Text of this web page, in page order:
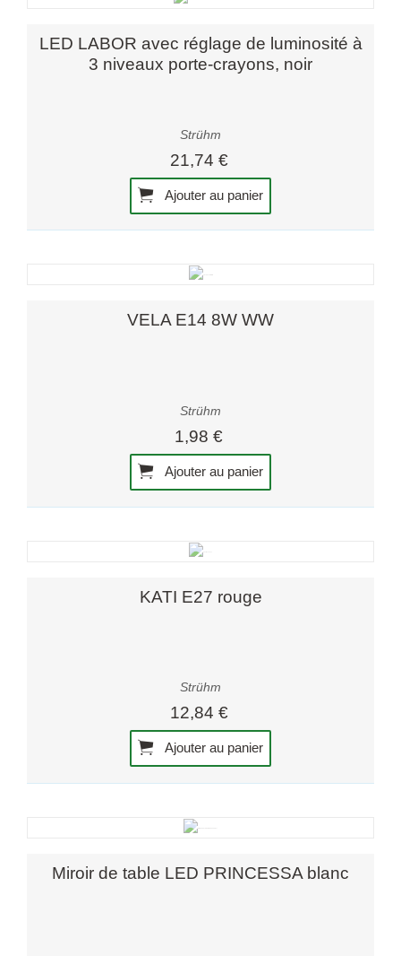
LED LABOR avec réglage de luminosité à
3 niveaux porte-crayons, noir
Strühm
21,74 €
Ajouter au panier
VELA E14 8W WW
Strühm
1,98 €
Ajouter au panier
KATI E27 rouge
Strühm
12,84 €
Ajouter au panier
Miroir de table LED PRINCESSA blanc